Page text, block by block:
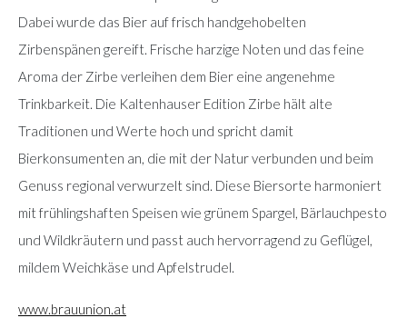
Dabei wurde das Bier auf frisch handgehobelten
Zirbenspänen gereift. Frische harzige Noten und das feine
Aroma der Zirbe verleihen dem Bier eine angenehme
Trinkbarkeit. Die Kaltenhauser Edition Zirbe hält alte
Traditionen und Werte hoch und spricht damit
Bierkonsumenten an, die mit der Natur verbunden und beim
Genuss regional verwurzelt sind. Diese Biersorte harmoniert
mit frühlingshaften Speisen wie grünem Spargel, Bärlauchpesto
und Wildkräutern und passt auch hervorragend zu Geflügel,
mildem Weichkäse und Apfelstrudel.
www.brauunion.at